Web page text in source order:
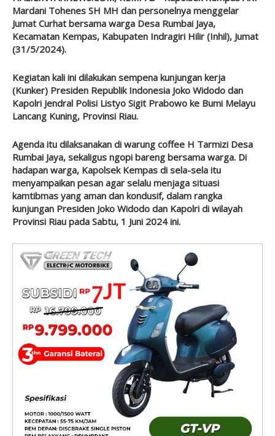
Mardani Tohenes SH MH dan personelnya menggelar
Jumat Curhat bersama warga Desa Rumbai Jaya,
Kecamatan Kempas, Kabupaten Indragiri Hilir (Inhil), Jumat
(31/5/2024).
Kegiatan kali ini dilakukan sempena kunjungan kerja
(Kunker) Presiden Republik Indonesia Joko Widodo dan
Kapolri Jendral Polisi Listyo Sigit Prabowo ke Bumi Melayu
Lancang Kuning, Provinsi Riau.
Agenda itu dilaksanakan di warung coffee H Tarmizi Desa
Rumbai Jaya, sekaligus ngopi bareng bersama warga. Di
hadapan warga, Kapolsek Kempas di sela-sela itu
menyampaikan pesan agar selalu menjaga situasi
kamtibmas yang aman dan kondusif, dalam rangka
kunjungan Presiden Joko Widodo dan Kapolri di wilayah
Provinsi Riau pada Sabtu, 1 Juni 2024 ini.